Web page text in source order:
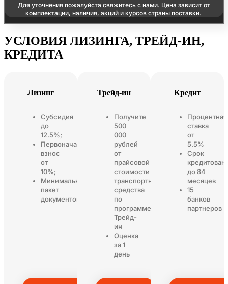
Для уточнения пожалуйста свяжитесь с нами. Цена зависит от
комплектации, наличия, акций и курсов страны поставки.
УСЛОВИЯ ЛИЗИНГА, ТРЕЙД-ИН,
КРЕДИТА
Лизинг
Субсидия
до
12.5%;
Первоначальный
взнос
от
10%;
Минимальный
пакет
документов
Трейд-ин
Получите
500
000
рублей
от
прайсовой
стоимости
транспортного
средства
по
программе
Трейд-
ин
Оценка
за 1
день
Кредит
Процентная
ставка
от
5.5%
Срок
до 84
месяцев
15
банков
партнеров